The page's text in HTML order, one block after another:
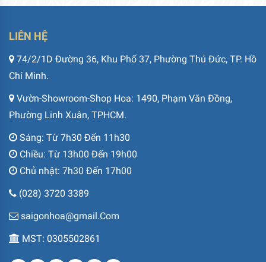
LIÊN HỆ
74/2/1D Đường 36, Khu Phố 37, Phường Thủ Đức, TP. Hồ
Chí Minh.
Vườn-Showroom-Shop Hoa: 1490, Phạm Văn Đồng,
Phường Linh Xuân, TPHCM.
Sáng: Từ 7h30 Đến 11h30
Chiều: Từ 13h00 Đến 19h00
Chủ nhật: 7h30 Đến 17h00
(028) 3720 3389
saigonhoa@gmail.Com
MST: 0305502861